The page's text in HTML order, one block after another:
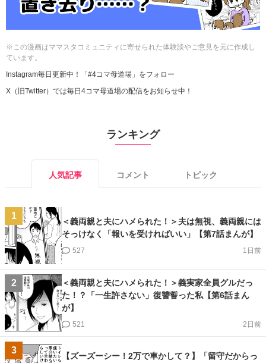
※この漫画はママスタコミュニティに寄せられた体験談やご意見を元に作成し
ています。
Instagram毎日更新中！「#4コマ母道場」をフォロー
X（旧Twitter）では毎日4コマ母道場の配信をお知らせ中！
ランキング
人気記事 コメント トピック
1
＜義両親と夫にハメられた！＞夫は無視、義両親には
そっけなく「報いを受ければいい」【第7話まんが】
1日前
527
2
＜義両親と夫にハメられた！＞義実家全員グルだっ
た！？「一生許さない」復讐誓った私【第6話まん
が】
2日前
521
3
【ズーズーシー！2万で車かして？】「留守だからっ